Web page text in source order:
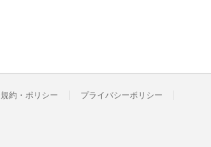
規約・ポリシー プライバシーポリシー